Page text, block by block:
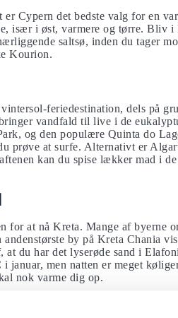
er Cypern det bedste valg for en
især i øst, varmere og tørre. Bliv
saltsø, inden du tager
Kourion.
feriedestination, dels på
vandfald til live i de
og den populære Quinta do
prøve at surfe. Alternativt er
kan du spise lækker mad i
for at nå Kreta. Mange af byerne
by på Kreta Chania
at du har det lyserøde sand i
januar, men natten er meget
nok varme dig op.